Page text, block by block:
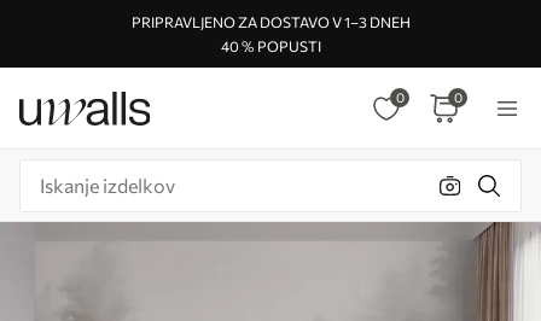
PRIPRAVLJENO ZA DOSTAVO V 1–3 DNEH
40 % POPUSTI
0 0